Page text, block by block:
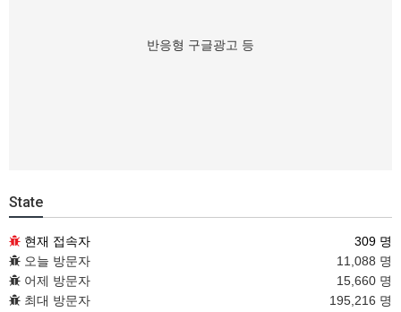
반응형 구글광고 등
State
현재 접속자
309 명
오늘 방문자
11,088 명
어제 방문자
15,660 명
최대 방문자
195,216 명